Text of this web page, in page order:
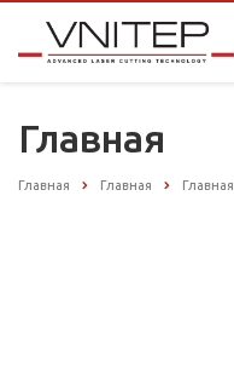
Главная
Главная Главная Главная